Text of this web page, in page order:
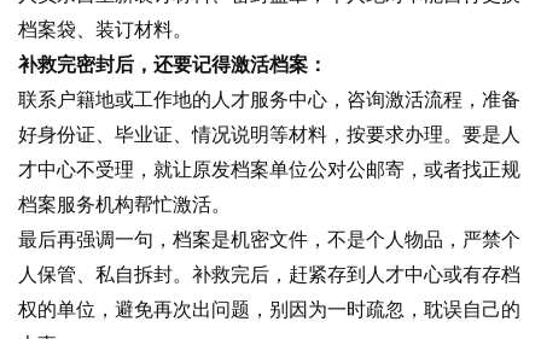
档案袋、装订材料。
补救完密封后，还要记得激活档案：
联系户籍地或工作地的人才服务中心，咨询激活流程，准备
好身份证、毕业证、情况说明等材料，按要求办理。要是人
才中心不受理，就让原发档案单位公对公邮寄，或者找正规
档案服务机构帮忙激活。
最后再强调一句，档案是机密文件，不是个人物品，严禁个
人保管、私自拆封。补救完后，赶紧存到人才中心或有存档
权的单位，避免再次出问题，别因为一时疏忽，耽误自己的